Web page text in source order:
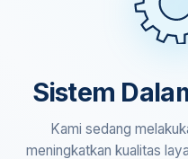
Sistem
Kami sedang
meningkatkan kualitas